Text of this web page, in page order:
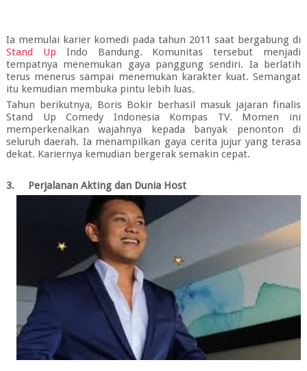
Ia memulai karier komedi pada tahun 2011 saat bergabung di
Stand Up Indo Bandung. Komunitas tersebut menjadi
tempatnya menemukan gaya panggung sendiri. Ia berlatih
terus menerus sampai menemukan karakter kuat. Semangat
itu kemudian membuka pintu lebih luas.
Tahun berikutnya, Boris Bokir berhasil masuk jajaran finalis
Stand Up Comedy Indonesia Kompas TV. Momen ini
memperkenalkan wajahnya kepada banyak penonton di
seluruh daerah. Ia menampilkan gaya cerita jujur yang terasa
dekat. Kariernya kemudian bergerak semakin cepat.
3. Perjalanan Akting dan Dunia Host